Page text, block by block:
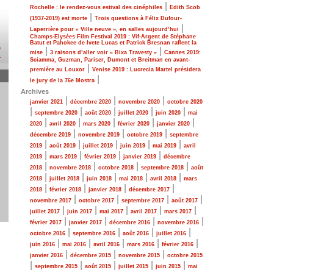
Rochelle : le rendez-vous estival des cinéphiles
Edith Scob
(1937-2019) est morte
Trois questions à Félix Dufour-
Laperrière pour « Ville neuve », en salles aujourd’hui
Champs-Elysées Film Festival 2019 : Vif-Argent de Stéphane
Batut et Pahokee de Ivete Lucas et Patrick Bresnan raflent la
mise
3 raisons d’aller voir « Bixa Travesty »
Cannes 2019:
Sciamma, Guzman, Pariser, Dumont et Breitman en avant-
première au Louxor
Venise 2019 : Lucrecia Martel présidera
le jury de la 76e Mostra
Archives
janvier 2021 décembre 2020 novembre 2020 octobre 2020
septembre 2020 août 2020 juillet 2020 juin 2020
mai
2020
avril 2020 mars 2020 février 2020 janvier 2020
décembre 2019 novembre 2019 octobre 2019
septembre
2019
août 2019 juillet 2019 juin 2019 mai 2019
avril
2019
mars 2019 février 2019 janvier 2019
décembre
2018
novembre 2018 octobre 2018 septembre 2018
août
2018
juillet 2018 juin 2018 mai 2018 avril 2018
mars
2018
février 2018 janvier 2018 décembre 2017
novembre 2017 octobre 2017 septembre 2017 août 2017
juillet 2017 juin 2017 mai 2017 avril 2017 mars 2017
février 2017 janvier 2017 décembre 2016 novembre 2016
octobre 2016 septembre 2016 août 2016 juillet 2016
juin 2016 mai 2016 avril 2016 mars 2016 février 2016
janvier 2016 décembre 2015 novembre 2015 octobre 2015
septembre 2015 août 2015 juillet 2015 juin 2015
mai